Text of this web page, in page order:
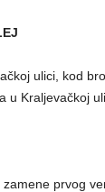
ulici, kod
u Kraljevačkoj
prvog